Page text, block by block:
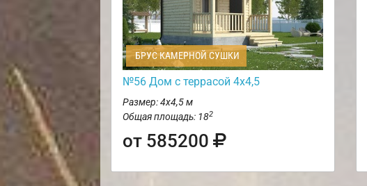
БРУС КАМЕРНОЙ СУШКИ
№56 Дом с террасой 4х4,5
Размер: 4х4,5 м
Общая площадь: 182
от 585200